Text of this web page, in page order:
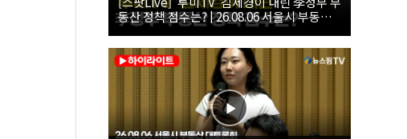
동산 정책 점수는? | 26.08.06 서울시 부동산
대토론회